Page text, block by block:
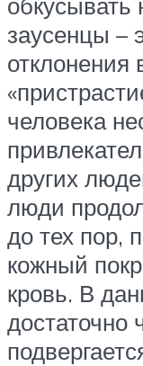
заусенцы –
отклонения
человека
других
люди
до тех пор,
кожный
кровь. В
достаточно